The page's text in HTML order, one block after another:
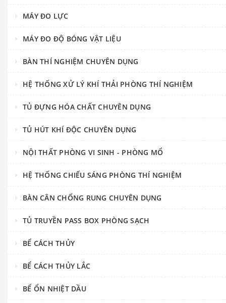
MÁY ĐO LỰC
MÁY ĐO ĐỘ BÓNG VẬT LIỆU
BÀN THÍ NGHIỆM CHUYÊN DỤNG
HỆ THỐNG XỬ LÝ KHÍ THẢI PHÒNG THÍ NGHIỆM
TỦ ĐỰNG HÓA CHẤT CHUYÊN DỤNG
TỦ HÚT KHÍ ĐỘC CHUYÊN DỤNG
NỘI THẤT PHÒNG VI SINH - PHÒNG MỔ
HỆ THỐNG CHIẾU SÁNG PHÒNG THÍ NGHIỆM
BÀN CÂN CHỐNG RUNG CHUYÊN DỤNG
TỦ TRUYỀN PASS BOX PHÒNG SẠCH
BỂ CÁCH THỦY
BỂ CÁCH THỦY LẮC
BỂ ỔN NHIỆT DẦU